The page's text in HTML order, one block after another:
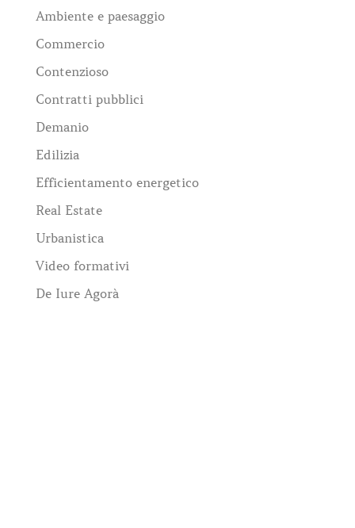
Ambiente e paesaggio
Commercio
Contenzioso
Contratti pubblici
Demanio
Edilizia
Efficientamento energetico
Real Estate
Urbanistica
Video formativi
De Iure Agorà